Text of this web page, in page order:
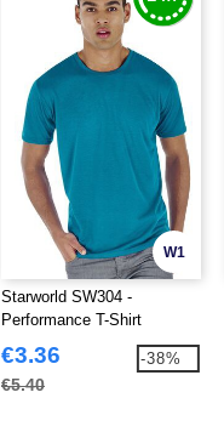
W1
Starworld SW304 -
Performance T-Shirt
€3.36
€5.40
-38%